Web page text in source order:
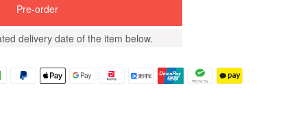
Pre-order
delivery date of the item below.